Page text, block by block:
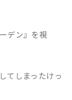
デン』を視
てしまったけっ